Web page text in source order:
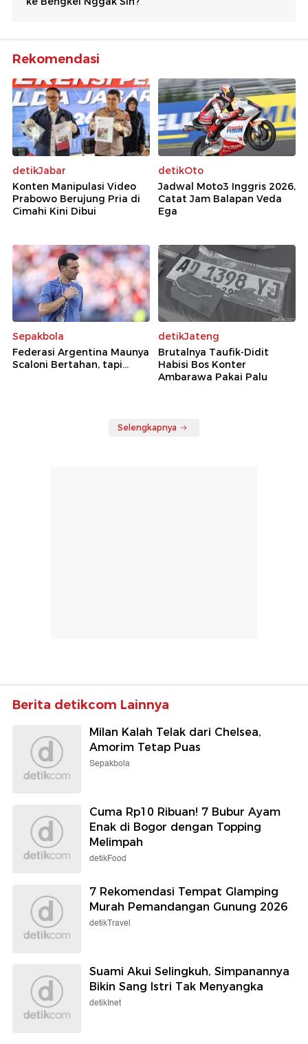
Rekomendasi
detikJabar
Konten Manipulasi Video
Prabowo Berujung Pria di
Cimahi Kini Dibui
detikOto
Jadwal Moto3 Inggris 2026,
Catat Jam Balapan Veda
Ega
Sepakbola
Federasi Argentina Maunya
Scaloni Bertahan, tapi...
detikJateng
Brutalnya Taufik-Didit
Habisi Bos Konter
Ambarawa Pakai Palu
Selengkapnya
Berita detikcom Lainnya
Milan Kalah Telak dari Chelsea,
Amorim Tetap Puas
Sepakbola
Cuma Rp10 Ribuan! 7 Bubur Ayam
Enak di Bogor dengan Topping
Melimpah
detikFood
7 Rekomendasi Tempat Glamping
Murah Pemandangan Gunung 2026
detikTravel
Suami Akui Selingkuh, Simpanannya
Bikin Sang Istri Tak Menyangka
detikInet